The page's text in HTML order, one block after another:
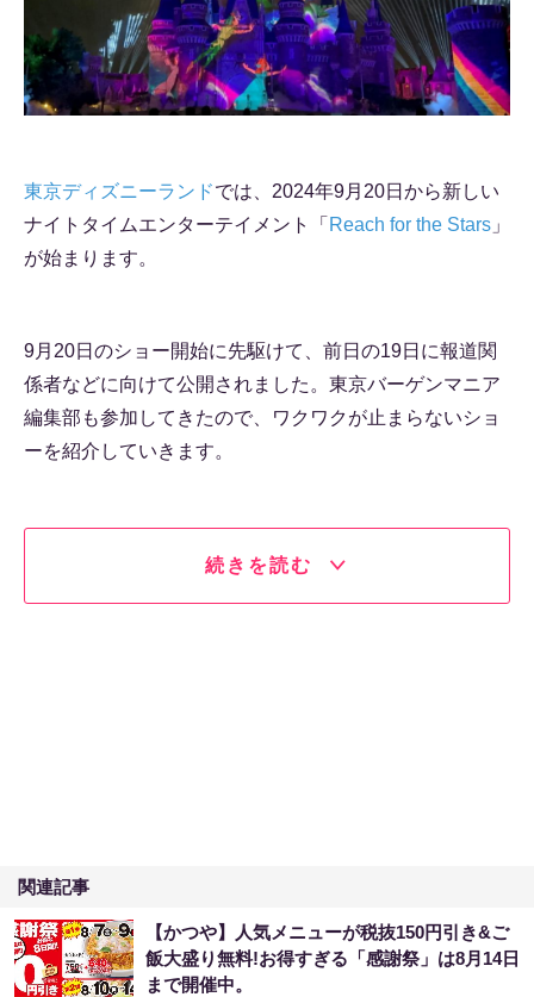
東京ディズニーランドでは、2024年9月20日から新しい
ナイトタイムエンターテイメント「 Reach for the Stars 」
が始まります。
9月20日のショー開始に先駆けて、前日の19日に報道関
係者などに向けて公開されました。東京バーゲンマニア
編集部も参加してきたので、ワクワクが止まらないショ
ーを紹介していきます。
続きを読む
関連記事
【かつや】人気メニューが税抜150円引き&ご
飯大盛り無料!お得すぎる「感謝祭」は8月14日
まで開催中。